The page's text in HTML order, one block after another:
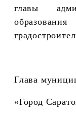
главы
Глава
«Город